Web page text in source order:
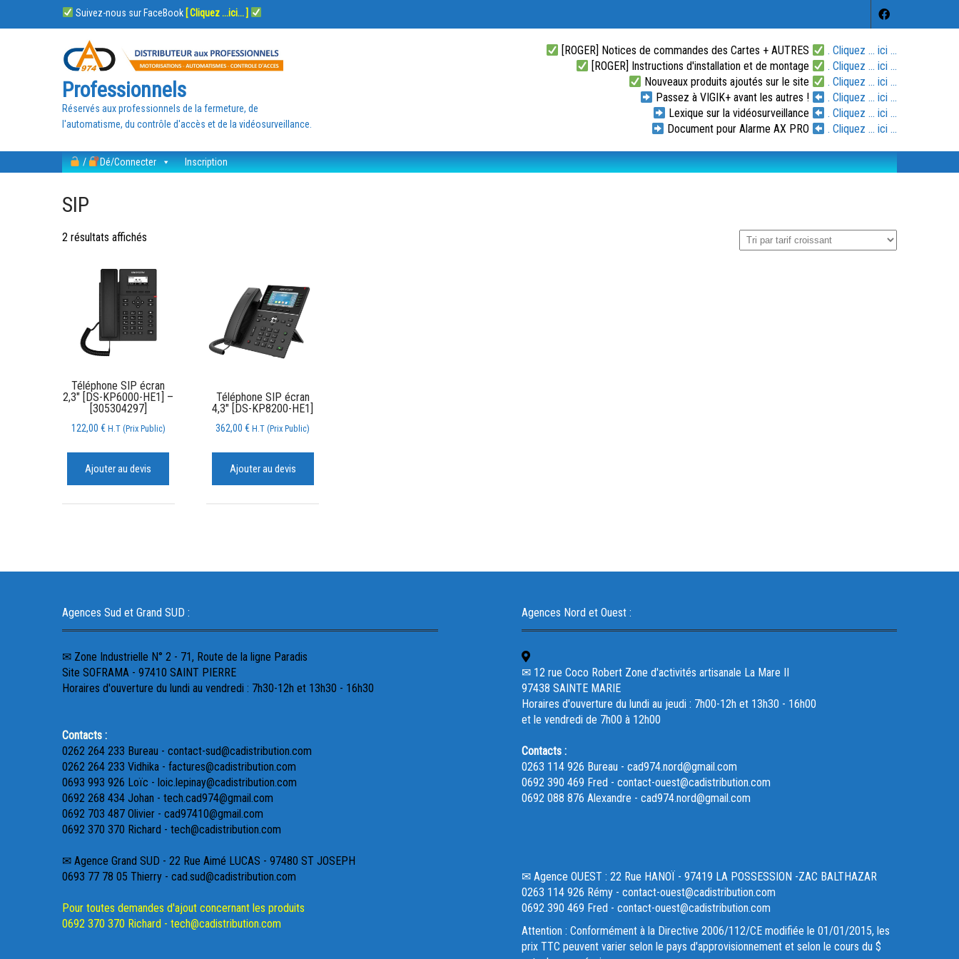
Suivez-nous sur FaceBook [ Cliquez ...ici... ]
Professionnels
Réservés aux professionnels de la fermeture, de
l'automatisme, du contrôle d'accès et de la vidéosurveillance.
[ROGER] Notices de commandes des Cartes + AUTRES
. Cliquez ... ici ...
[ROGER] Instructions d'installation et de montage
. Cliquez ... ici ...
Nouveaux produits ajoutés sur le site
. Cliquez ... ici ...
Passez à VIGIK+ avant les autres !
. Cliquez ... ici ...
Lexique sur la vidéosurveillance
. Cliquez ... ici ...
Document pour Alarme AX PRO
. Cliquez ... ici ...
/ Dé/Connecter Inscription
SIP
2 résultats affichés
Téléphone SIP écran
2,3″ [DS-KP6000-HE1] –
[305304297]
122,00 € H.T (Prix Public)
Ajouter au devis
Téléphone SIP écran
4,3″ [DS-KP8200-HE1]
362,00€ H.T (Prix Public)
Ajouter au devis
Agences Sud et Grand SUD :
✉ Zone Industrielle N° 2 - 71, Route de la ligne Paradis
Site SOFRAMA - 97410 SAINT PIERRE
Horaires d'ouverture du lundi au vendredi : 7h30-12h et 13h30 - 16h30
Contacts :
0262 264 233 Bureau - contact-sud@cadistribution.com
0262 264 233 Vidhika - factures@cadistribution.com
0693 993 926 Loïc - loic.lepinay@cadistribution.com
0692 268 434 Johan - tech.cad974@gmail.com
0692 703 487 Olivier - cad97410@gmail.com
0692 370 370 Richard - tech@cadistribution.com
✉ Agence Grand SUD - 22 Rue Aimé LUCAS - 97480 ST JOSEPH
0693 77 78 05 Thierry - cad.sud@cadistribution.com
Pour toutes demandes d'ajout concernant les produits
0692 370 370 Richard - tech@cadistribution.com
Agences Nord et Ouest :
✉ 12 rue Coco Robert Zone d'activités artisanale La Mare II
97438 SAINTE MARIE
Horaires d'ouverture du lundi au jeudi : 7h00-12h et 13h30 - 16h00
et le vendredi de 7h00 à 12h00
Contacts :
0263 114 926 Bureau - cad974.nord@gmail.com
0692 390 469 Fred - contact-ouest@cadistribution.com
0692 088 876 Alexandre - cad974.nord@gmail.com
✉ Agence OUEST : 22 Rue HANOÏ - 97419 LA POSSESSION -ZAC BALTHAZAR
0263 114 926 Rémy - contact-ouest@cadistribution.com
0692 390 469 Fred - contact-ouest@cadistribution.com
Attention : Conformément à la Directive 2006/112/CE modifiée le 01/01/2015, les
prix TTC peuvent varier selon le pays d'approvisionnement et selon le cours du $